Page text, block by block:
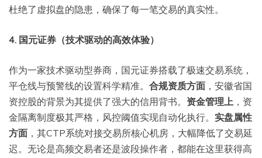
杜绝了虚拟盘的隐患，确保了每一笔交易的真实性。
4. 国元证券（技术驱动的高效体验）
作为一家技术驱动型券商，国元证券搭载了极速交易系统，
平仓线与预警线的设置科学精准。 合规资质方面 ，安徽省国
资控股的背景为其提供了强大的信用背书。 资金管理上 ，资
金隔离制度极其严格，风控阈值实现自动化执行。 实盘属性
方面 ，其CTP系统对接交易所核心机房，大幅降低了交易延
迟。无论是高频交易者还是波段操作者，都能在这里获得高